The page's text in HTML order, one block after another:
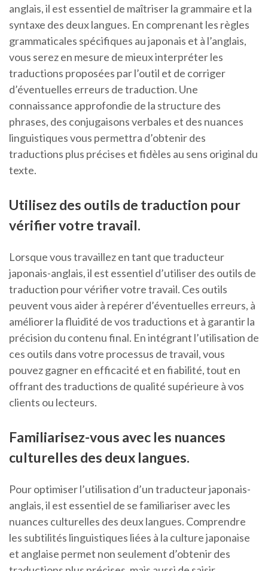
anglais, il est essentiel de maîtriser la grammaire et la
syntaxe des deux langues. En comprenant les règles
grammaticales spécifiques au japonais et à l’anglais,
vous serez en mesure de mieux interpréter les
traductions proposées par l’outil et de corriger
d’éventuelles erreurs de traduction. Une
connaissance approfondie de la structure des
phrases, des conjugaisons verbales et des nuances
linguistiques vous permettra d’obtenir des
traductions plus précises et fidèles au sens original du
texte.
Utilisez des outils de traduction pour
vérifier votre travail.
Lorsque vous travaillez en tant que traducteur
japonais-anglais, il est essentiel d’utiliser des outils de
traduction pour vérifier votre travail. Ces outils
peuvent vous aider à repérer d’éventuelles erreurs, à
améliorer la fluidité de vos traductions et à garantir la
précision du contenu final. En intégrant l’utilisation de
ces outils dans votre processus de travail, vous
pouvez gagner en efficacité et en fiabilité, tout en
offrant des traductions de qualité supérieure à vos
clients ou lecteurs.
Familiarisez-vous avec les nuances
culturelles des deux langues.
Pour optimiser l’utilisation d’un traducteur japonais-
anglais, il est essentiel de se familiariser avec les
nuances culturelles des deux langues. Comprendre
les subtilités linguistiques liées à la culture japonaise
et anglaise permet non seulement d’obtenir des